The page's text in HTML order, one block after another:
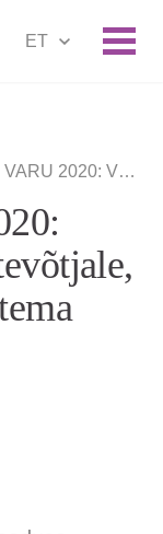
ET
ROHKEM ÜLESANDEID TEMA RAAMATUPIDAJALE?